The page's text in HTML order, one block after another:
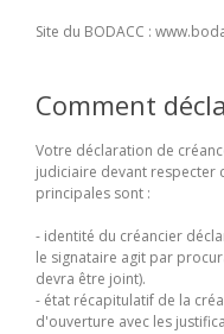
Site du BODACC :
Comment
Votre déclaration de
judiciaire devant respecter
principales sont :
- identité du créancier
le signataire agit par
devra être joint).
- état récapitulatif de la
d'ouverture avec les